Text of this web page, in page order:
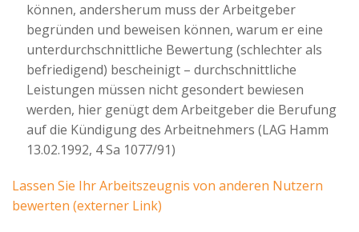
können, andersherum muss der Arbeitgeber
begründen und beweisen können, warum er eine
unterdurchschnittliche Bewertung (schlechter als
befriedigend) bescheinigt – durchschnittliche
Leistungen müssen nicht gesondert bewiesen
werden, hier genügt dem Arbeitgeber die Berufung
auf die Kündigung des Arbeitnehmers (LAG Hamm
13.02.1992, 4 Sa 1077/91)
Lassen Sie Ihr Arbeitszeugnis von anderen Nutzern
bewerten (externer Link)